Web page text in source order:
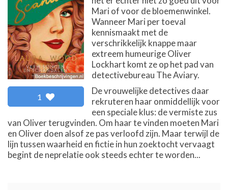
1
Mari of voor de bloemenwinkel.
Wanneer Mari per toeval
kennismaakt met de
verschrikkelijk knappe maar
extreem humeurige Oliver
Lockhart komt ze op het pad van
detectivebureau The Aviary.
De vrouwelijke detectives daar
rekruteren haar onmiddellijk voor
een speciale klus: de vermiste zus
van Oliver terugvinden. Om haar te vinden moeten Mari
en Oliver doen alsof ze pas verloofd zijn. Maar terwijl de
lijn tussen waarheid en fictie in hun zoektocht vervaagt
begint de neprelatie ook steeds echter te worden...